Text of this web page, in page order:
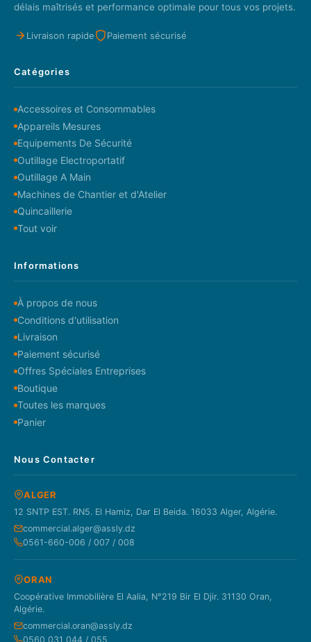
délais maîtrisés et performance optimale pour tous vos projets.
Livraison rapide Paiement sécurisé
Catégories
Accessoires et Consommables
Appareils Mesures
Equipements De Sécurité
Outillage Electroportatif
Outillage A Main
Machines de Chantier et d'Atelier
Quincaillerie
Tout voir
Informations
À propos de nous
Conditions d'utilisation
Livraison
Paiement sécurisé
Offres Spéciales Entreprises
Boutique
Toutes les marques
Panier
Nous Contacter
ALGER
12 SNTP EST. RN5. El Hamiz, Dar El Beida. 16033 Alger, Algérie.
commercial.alger@assly.dz
0561-660-006 / 007 / 008
ORAN
Coopérative Immobilière El Aalia, N°219 Bir El Djir. 31130 Oran,
Algérie.
commercial.oran@assly.dz
0560 031 044 / 055